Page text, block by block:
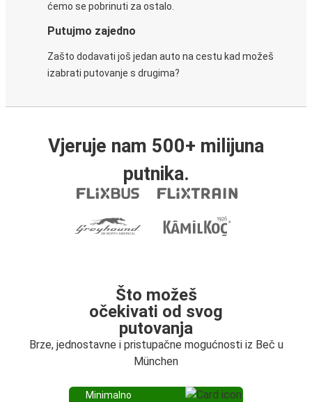
ćemo se pobrinuti za ostalo.
Putujmo zajedno
Zašto dodavati još jedan auto na cestu kad možeš
izabrati putovanje s drugima?
Vjeruje nam 500+ milijuna
putnika.
Što možeš
očekivati od svog
putovanja
Brze, jednostavne i pristupačne mogućnosti iz Beč u
München
Minimalno